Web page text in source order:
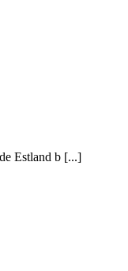
Estland b [...]